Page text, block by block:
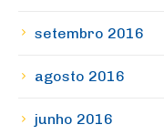
setembro 2016
agosto 2016
junho 2016